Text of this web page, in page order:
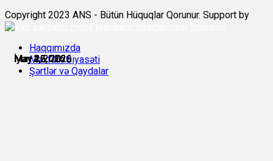
May 22, 2026
May 25, 2026
May 25, 2026
May 26, 2026
İyun 2, 2026
İyun 4, 2026
Copyright 2023 ANS - Bütün Hüquqlar Qorunur. Support by
Haqqımızda
Məxfilik Siyasəti
Şərtlər və Qaydalar